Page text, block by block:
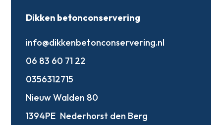
Dikken betonconservering
info@dikkenbetonconservering.nl
06 83 60 71 22
0356312715
Nieuw Walden 80
1394PE Nederhorst den Berg